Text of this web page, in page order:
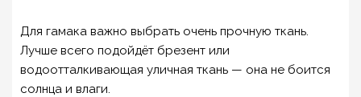
Для гамака важно выбрать очень прочную ткань.
Лучше всего подойдёт брезент или
водоотталкивающая уличная ткань — она не боится
солнца и влаги.